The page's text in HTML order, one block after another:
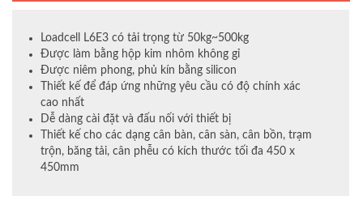
Loadcell L6E3 có tải trọng từ 50kg~500kg
Được làm bằng hộp kim nhôm không gỉ
Được niêm phong, phủ kín bằng silicon
Thiết kế để đáp ứng những yêu cầu có độ chính xác
cao nhất
Dễ dàng cài đặt và đấu nối với thiết bị
Thiết kế cho các dạng cân bàn, cân sàn, cân bồn, trạm
trộn, băng tải, cân phễu có kích thước tối đa 450 x
450mm